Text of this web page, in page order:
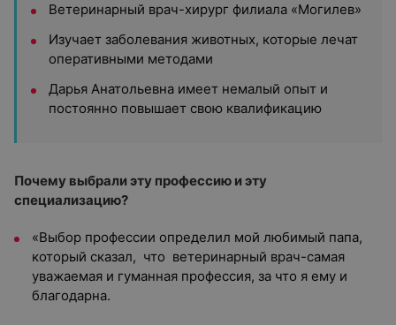
Ветеринарный врач-хирург филиала «Могилев»
Изучает заболевания животных, которые лечат
оперативными методами
Дарья Анатольевна имеет немалый опыт и
постоянно повышает свою квалификацию
Почему выбрали эту профессию и эту
специализацию?
«Выбор профессии определил мой любимый папа,
который сказал, что ветеринарный врач-самая
уважаемая и гуманная профессия, за что я ему и
благодарна.